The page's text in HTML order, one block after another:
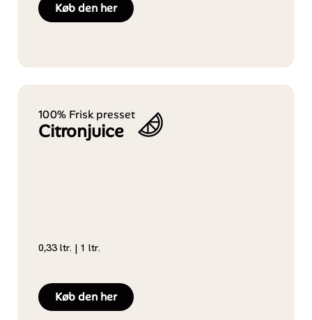
Køb den her
100% Frisk presset
Citronjuice
0,33 ltr. | 1 ltr.
Køb den her